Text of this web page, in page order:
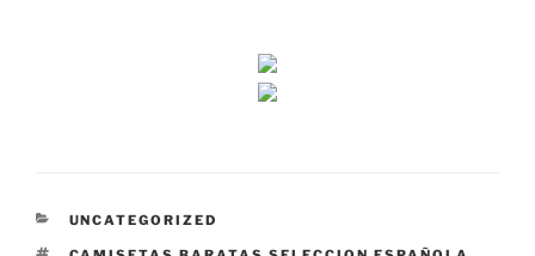
CATEGORÍAS
UNCATEGORIZED